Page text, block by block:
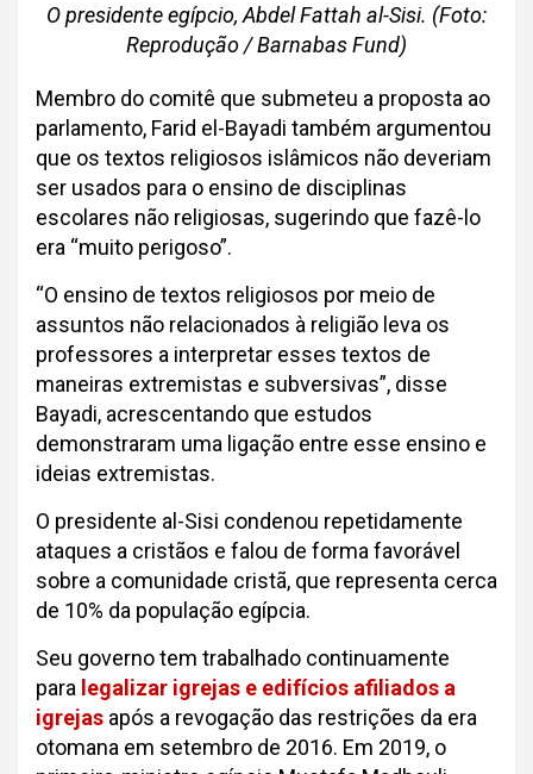
O presidente egípcio, Abdel Fattah al-Sisi. (Foto:
Reprodução / Barnabas Fund)
Membro do comitê que submeteu a proposta ao
parlamento, Farid el-Bayadi também argumentou
que os textos religiosos islâmicos não deveriam
ser usados ​​para o ensino de disciplinas
escolares não religiosas, sugerindo que fazê-lo
era “muito perigoso”.
“O ensino de textos religiosos por meio de
assuntos não relacionados à religião leva os
professores a interpretar esses textos de
maneiras extremistas e subversivas”, disse
Bayadi, acrescentando que estudos
demonstraram uma ligação entre esse ensino e
ideias extremistas.
O presidente al-Sisi condenou repetidamente
ataques a cristãos e falou de forma favorável
sobre a comunidade cristã, que representa cerca
de 10% da população egípcia.
Seu governo tem trabalhado continuamente
para legalizar igrejas e edifícios afiliados a
igrejas após a revogação das restrições da era
otomana em setembro de 2016. Em 2019, o